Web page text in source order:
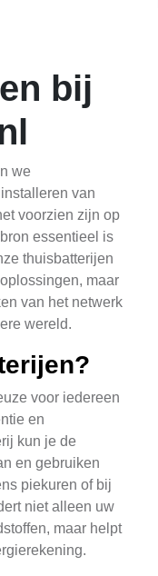
bij
we
van
voorzien zijn op
essentieel is
thuisbatterijen
maar
van het netwerk
wereld.
voor iedereen
en
kun je de
en gebruiken
piekuren of bij
niet alleen uw
maar helpt